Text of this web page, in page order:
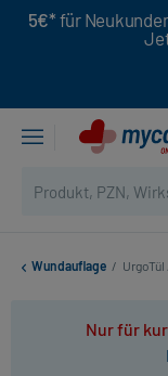
5€* für
Wundauflage /
Nur für